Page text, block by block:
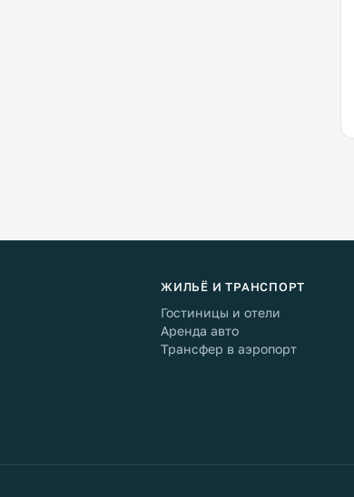
ЖИЛЬЁ И ТРАНСПОРТ
Гостиницы и отели
Аренда авто
Трансфер в аэропорт